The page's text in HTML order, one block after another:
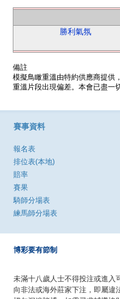
勝利氣氛
備註
模擬鳥瞰重溫由特約供應商提供
重溫片段出現偏差。本會已盡一
賽事資料
報名表
排位表(本地)
賠率
賽果
騎師分場表
練馬師分場表
博彩要有節制
未滿十八歲人士不得投注或進入
向非法或海外莊家下注，即屬違